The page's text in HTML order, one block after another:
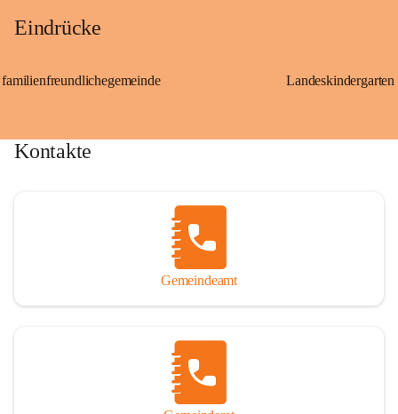
Eindrücke
familienfreundlichegemeinde
Kontakte
Gemeindeamt